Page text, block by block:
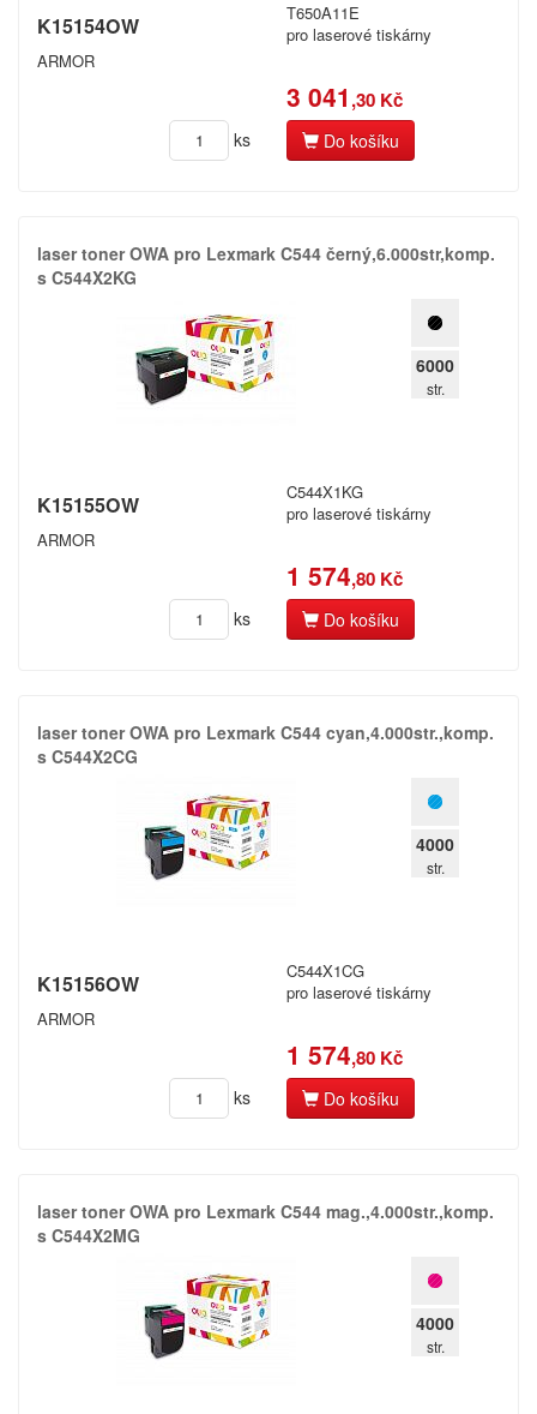
K15154OW
ARMOR
T650A11E
pro laserové tiskárny
3 041 ,30 Kč
ks Do košíku
laser toner OWA pro Lexmark C544 černý,​6.​000str,​komp.​
s C544X2KG
6000
str.
K15155OW
ARMOR
C544X1KG
pro laserové tiskárny
1 574,80 Kč
ks Do košíku
laser toner OWA pro Lexmark C544 cyan,​4.​000str.​,​komp.​
s C544X2CG
4000
str.
K15156OW
ARMOR
C544X1CG
pro laserové tiskárny
1 574,80 Kč
ks Do košíku
laser toner OWA pro Lexmark C544 mag.​,​4.​000str.​,​komp.​
s C544X2MG
4000
str.